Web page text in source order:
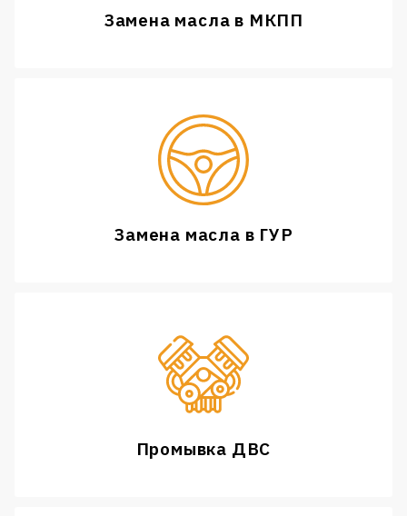
Замена масла в МКПП
Замена масла в ГУР
Промывка ДВС